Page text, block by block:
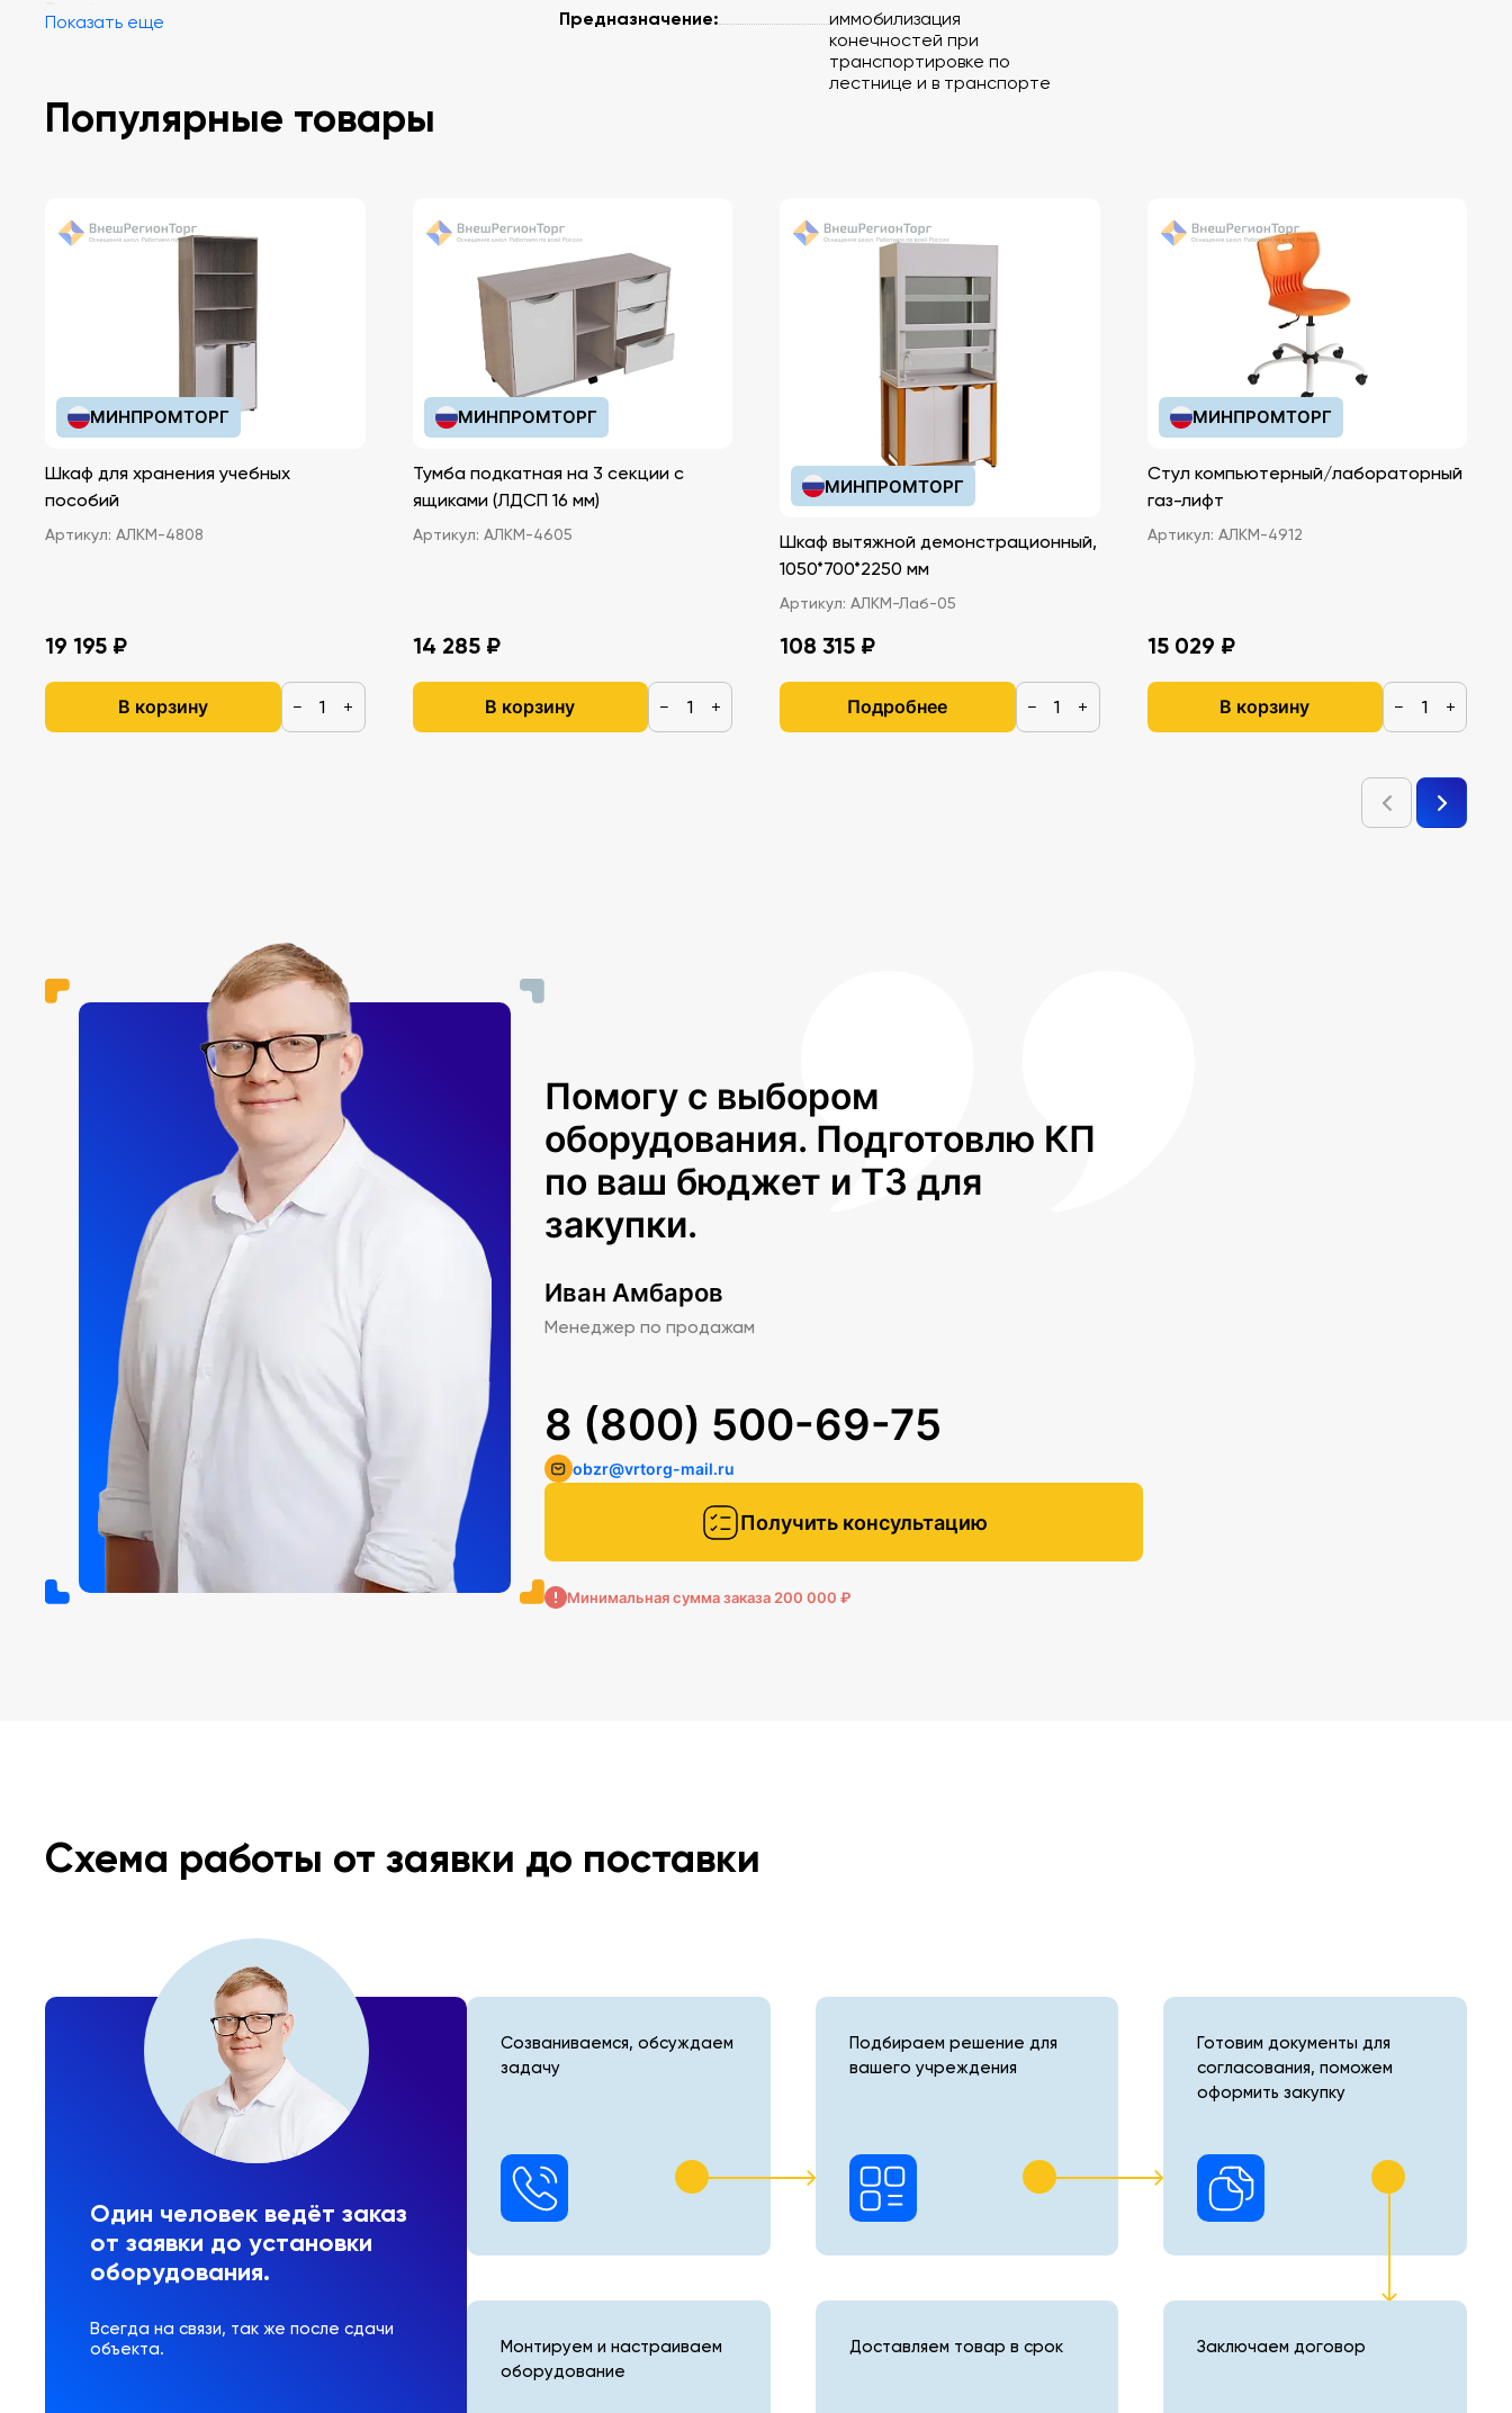
Показать еще Предназначение:
иммобилизация
конечностей при
транспортировке по
лестнице и в транспорте
Популярные товары
МИНПРОМТОРГ
Шкаф для хранения учебных
пособий
Артикул: АЛКМ-4808
19 195 ₽
В корзину − +
МИНПРОМТОРГ
Тумба подкатная на 3 секции с
ящиками (ЛДСП 16 мм)
Артикул: АЛКМ-4605
14 285 ₽
В корзину − +
МИНПРОМТОРГ
Шкаф вытяжной демонстрационный,
1050*700*2250 мм
Артикул: АЛКМ-Лаб-05
108 315 ₽
Подробнее − +
МИНПРОМТОРГ
Стул компьютерный/лабораторный
газ-лифт
Артикул: АЛКМ-4912
15 029 ₽
В корзину − +
Помогу с выбором
оборудования. Подготовлю КП
по ваш бюджет и ТЗ для
закупки.
Иван Амбаров
Менеджер по продажам
Получить консультацию
8 (800) 500-69-75
obzr@vrtorg-mail.ru
Минимальная сумма заказа 200 000 ₽
Схема работы от заявки до поставки
Один человек ведёт заказ
от заявки до установки
оборудования.
Всегда на связи, так же после сдачи
объекта.
Созваниваемся, обсуждаем
задачу
Подбираем решение для
вашего учреждения
Готовим документы для
согласования, поможем
оформить закупку
Монтируем и настраиваем
оборудование
Доставляем товар в срок Заключаем договор